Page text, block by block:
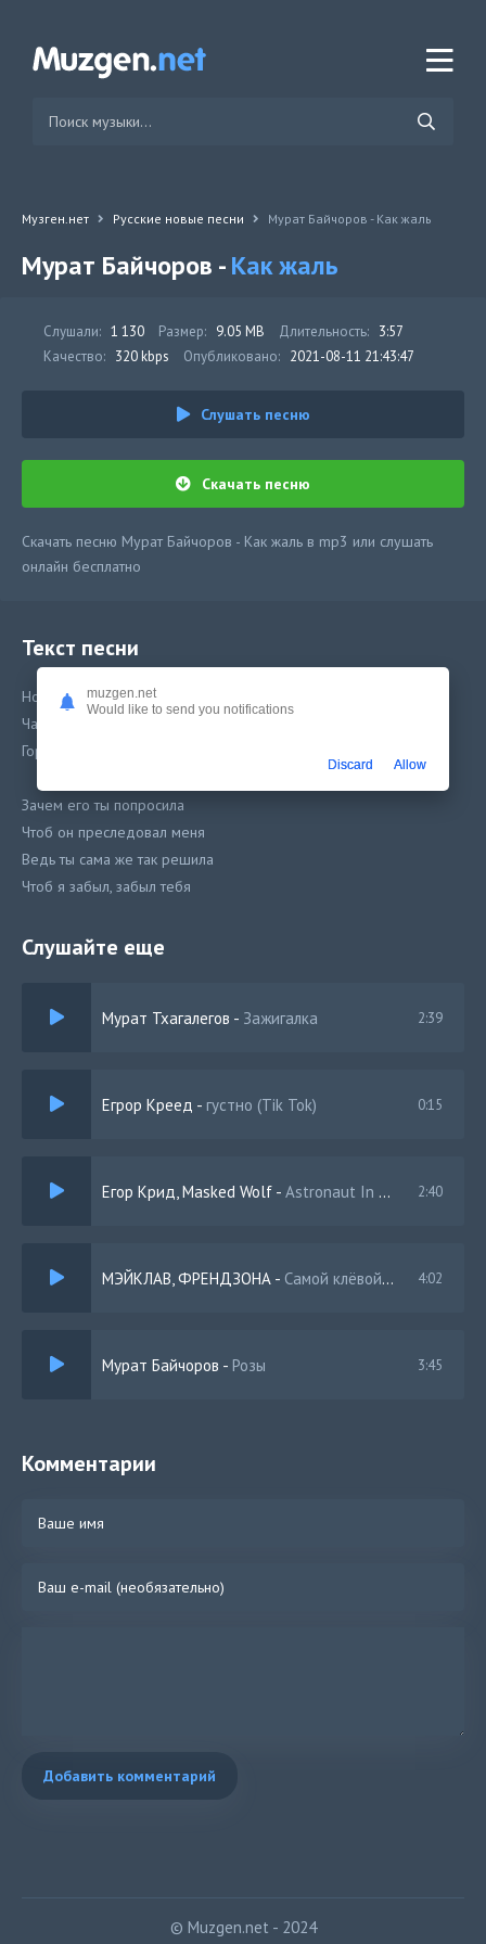
Музген.нет Русские новые песни Мурат Байчоров - Как жаль
Мурат Байчоров -Как жаль
Слушали: 1 130 Размер: 9.05 MB Длительность: 3:57
Качество: 320 kbps Опубликовано: 2021-08-11 21:43:47
Слушать песню
Скачать песню
Скачать песню Мурат Байчоров - Как жаль в mp3 или слушать
онлайн бесплатно
Текст песни
Ночь за окном, в душе так грустно
Часы так медленно стучат
Горит свеча-не догорае
Зачем его ты попросила
Чтоб он преследовал меня
Ведь ты сама же так решила
Чтоб я забыл, забыл тебя
Слушайте еще
Мурат Тхагалегов - Зажигалка 2:39
Егрор Креед - густно (Tik Tok) 0:15
Егор Крид, Masked Wolf - Astronaut In The Ocean (Tik Tok, Remix) 2:40
МЭЙКЛАВ, ФРЕНДЗОНА - Самой клёвой девчонке 4:02
Мурат Байчоров - Розы 3:45
Комментарии
Добавить комментарий
© Muzgen.net - 2024
muzgen.net
Would like to send you notifications
Discard Allow